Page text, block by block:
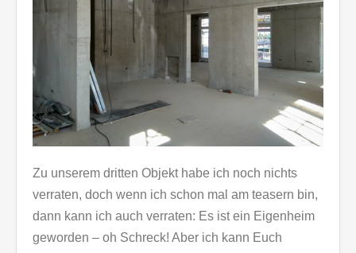
Zu unserem dritten Objekt habe ich noch nichts
verraten, doch wenn ich schon mal am teasern bin,
dann kann ich auch verraten: Es ist ein Eigenheim
geworden – oh Schreck! Aber ich kann Euch